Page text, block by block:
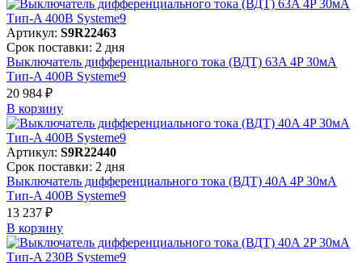
Артикул: S9R22463
Срок поставки: 2 дня
Выключатель дифференциального тока (ВДТ) 63A 4P 30мА
Тип-A 400В Systeme9
20 984 ₽
В корзинy
Артикул: S9R22440
Срок поставки: 2 дня
Выключатель дифференциального тока (ВДТ) 40A 4P 30мА
Тип-A 400В Systeme9
13 237 ₽
В корзинy